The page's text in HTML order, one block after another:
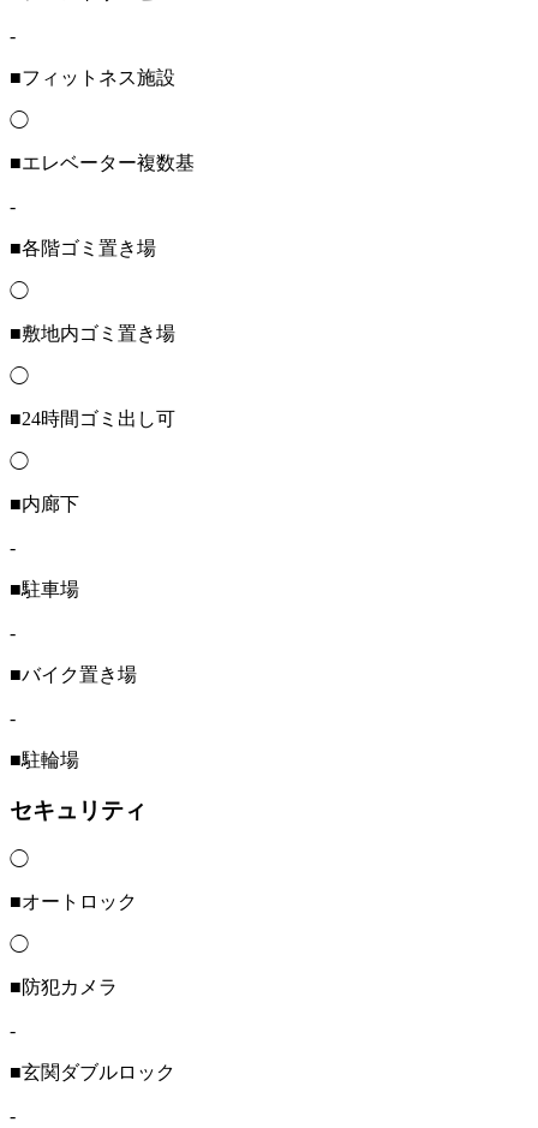
-
■フィットネス施設
◯
■エレベーター複数基
-
■各階ゴミ置き場
◯
■敷地内ゴミ置き場
◯
■24時間ゴミ出し可
◯
■内廊下
-
■駐車場
-
■バイク置き場
-
■駐輪場
セキュリティ
◯
■オートロック
◯
■防犯カメラ
-
■玄関ダブルロック
-